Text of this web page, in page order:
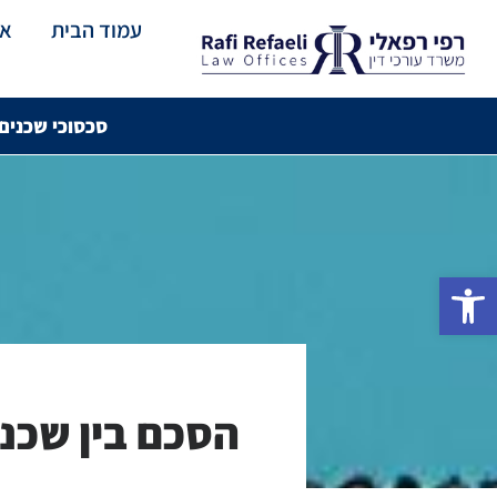
פתח סרגל נגישות
עמוד הבית
סכסוכי
הסכם בין